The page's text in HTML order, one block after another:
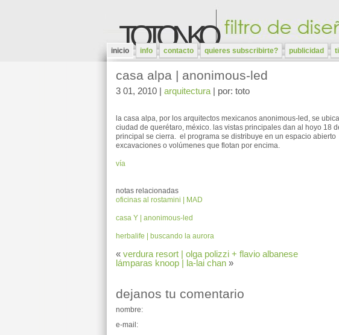
TOTONKO
inicio info contacto quieres subscribirte? publicidad
casa alpa | anonimous-led
3 01, 2010 | arquitectura | por: toto
la casa alpa, por los arquitectos mexicanos anonimous-led , se
ciudad de querétaro, méxico. las vistas principales dan al hoyo 18
principal se cierra. el programa se distribuye en un espacio
excavaciones o volúmenes que flotan por encima.
vía
notas relacionadas
oficinas al rostamini | MAD
casa Y | anonimous-led
herbalife | buscando la aurora
« verdura resort | olga polizzi + flavio albanese
lámparas knoop | la-lai chan »
dejanos tu comentario
nombre:
e-mail: